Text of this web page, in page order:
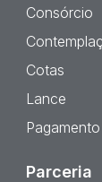
Consórcio
Cotas
Lance
Pagamento
Parceria